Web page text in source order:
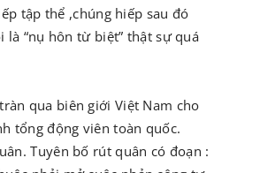
tập thể ,chúng hiếp sau đó
“nụ hôn từ biệt” thật sự quá
qua biên giới Việt Nam cho
tổng động viên toàn quốc.
Tuyên bố rút quân có đoạn :